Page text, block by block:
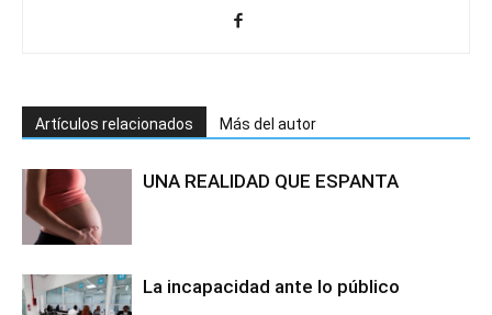
Artículos relacionados Más del autor
UNA REALIDAD QUE ESPANTA
La incapacidad ante lo público